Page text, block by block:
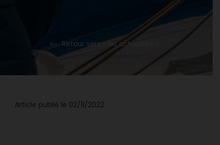
Retour vers « les actualités »
Article publié le 02/11/2022